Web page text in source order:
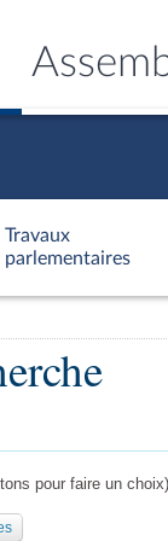
Travaux
parlementaires
pour faire un choix)